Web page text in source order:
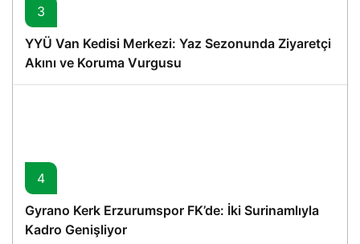
3
YYÜ Van Kedisi Merkezi: Yaz Sezonunda Ziyaretçi
Akını ve Koruma Vurgusu
4
Gyrano Kerk Erzurumspor FK’de: İki Surinamlıyla
Kadro Genişliyor